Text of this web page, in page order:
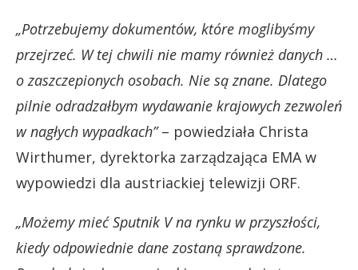
„Potrzebujemy dokumentów, które moglibyśmy
przejrzeć. W tej chwili nie mamy również danych …
o zaszczepionych osobach. Nie są znane. Dlatego
pilnie odradzałbym wydawanie krajowych zezwoleń
w nagłych wypadkach”– powiedziała Christa
Wirthumer, dyrektorka zarządzająca EMA w
wypowiedzi dla austriackiej telewizji ORF.
„Możemy mieć Sputnik V na rynku w przyszłości,
kiedy odpowiednie dane zostaną sprawdzone.